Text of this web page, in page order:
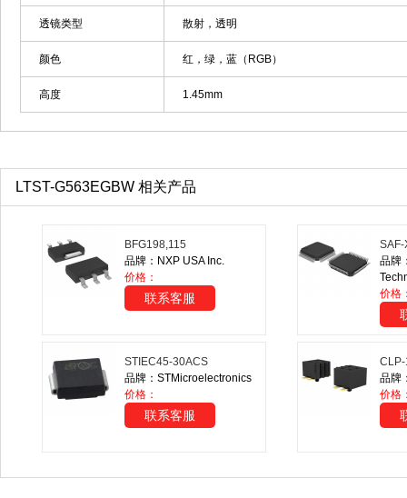
透镜类型 散射，透明
颜色 红，绿，蓝（RGB）
高度 1.45mm
LTST-G563EGBW 相关产品
BFG198,115
品牌：NXP USA Inc.
价格：
联系客服
SAF-
品牌
价格
STIEC45-30ACS
品牌：STMicroelectronics
价格：
联系客服
品牌
价格